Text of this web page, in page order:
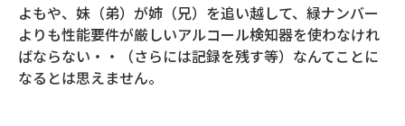
よもや、妹（弟）が姉（兄）を追い越して、緑ナンバー
よりも性能要件が厳しいアルコール検知器を使わなけれ
ばならない・・（さらには記録を残す等）なんてことに
なるとは思えません。